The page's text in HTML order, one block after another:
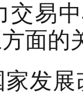
交易
面的
发